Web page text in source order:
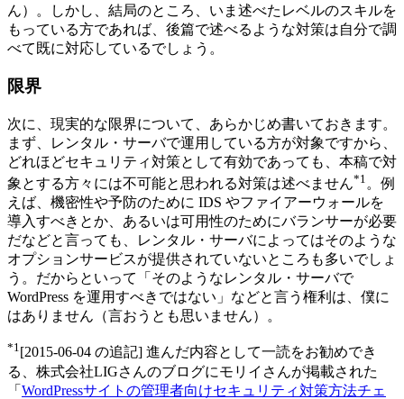
ん）。しかし、結局のところ、いま述べたレベルのスキルを
もっている方であれば、後篇で述べるような対策は自分で調
べて既に対応しているでしょう。
限界
次に、現実的な限界について、あらかじめ書いておきます。
まず、レンタル・サーバで運用している方が対象ですから、
どれほどセキュリティ対策として有効であっても、本稿で対
象とする方々には不可能と思われる対策は述べません*1 。例
えば、機密性や予防のために IDS やファイアーウォールを
導入すべきとか、あるいは可用性のためにバランサーが必要
だなどと言っても、レンタル・サーバによってはそのような
オプションサービスが提供されていないところも多いでしょ
う。だからといって「そのようなレンタル・サーバで
WordPress を運用すべきではない」などと言う権利は、僕に
はありません（言おうとも思いません）。
*1 [2015-06-04 の追記] 進んだ内容として一読をお勧めでき
る、株式会社LIGさんのブログにモリイさんが掲載された
「 WordPressサイトの管理者向けセキュリティ対策方法チェ